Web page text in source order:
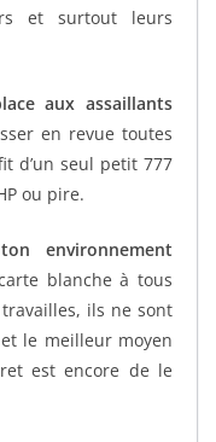
et surtout leurs
aux assaillants
en revue toutes
d’un seul petit 777
ou pire.
environnement
blanche à tous
ils ne sont
le meilleur moyen
est encore de le